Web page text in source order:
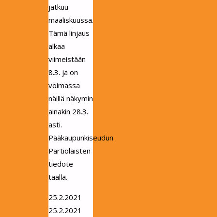
jatkuu
maaliskuussa.
Tämä linjaus
alkaa
viimeistään
8.3. ja on
voimassa
näillä näkymin
ainakin 28.3.
asti.
Pääkaupunkiseudun
Partiolaisten
tiedote
täällä.
25.2.2021
25.2.2021